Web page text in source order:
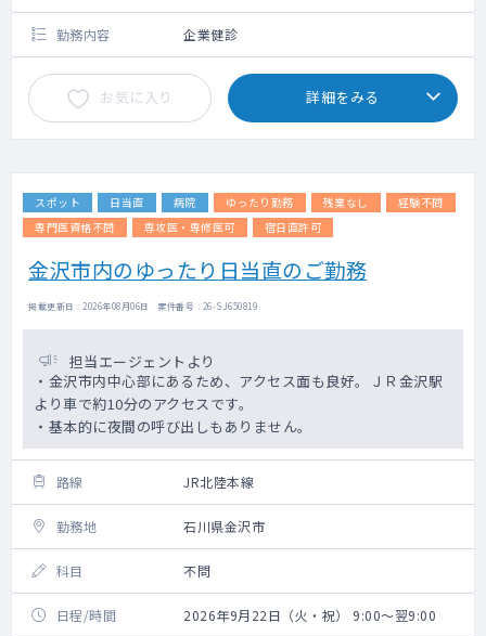
勤務内容 企業健診
お気に入り 詳細をみる
スポット 日当直 病院 ゆったり勤務 残業なし
経験不問
専門医資格不問
専攻医・専修医可 宿日直許可
金沢市内のゆったり日当直のご勤務
掲載更新日 : 2026年08月06日 案件番号 : 26-SJ650819
担当エージェントより
・金沢市内中心部にあるため、アクセス面も良好。ＪＲ金沢駅
より車で約10分のアクセスです。
・基本的に夜間の呼び出しもありません。
路線 JR北陸本線
勤務地 石川県金沢市
科目 不問
日程/時間 2026年9月22日（火・祝） 9:00～翌9:00